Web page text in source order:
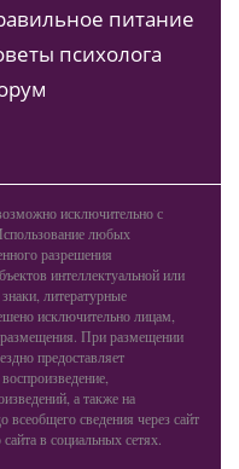
питание
психолога
исключительно с
любых
разрешения
интеллектуальной или
литературные
исключительно лицам,
При размещении
предоставляет
а также на
сведения через сайт
в социальных сетях.